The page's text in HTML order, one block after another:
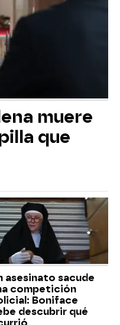
muere
que
asesinato sacude
competición
Boniface
descubrir qué